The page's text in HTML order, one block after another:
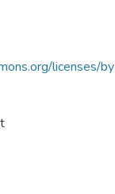
licenses/